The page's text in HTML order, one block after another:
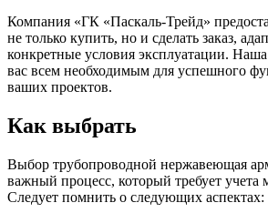
Компания «ГК «Паскаль-Трейд»
не только купить, но и сделать заказ,
конкретные условия эксплуатации.
вас всем необходимым для успешного
ваших проектов.
Как выбрать
Выбор трубопроводной нержавеющая
важный процесс, который требует учета
Следует помнить о следующих аспектах: